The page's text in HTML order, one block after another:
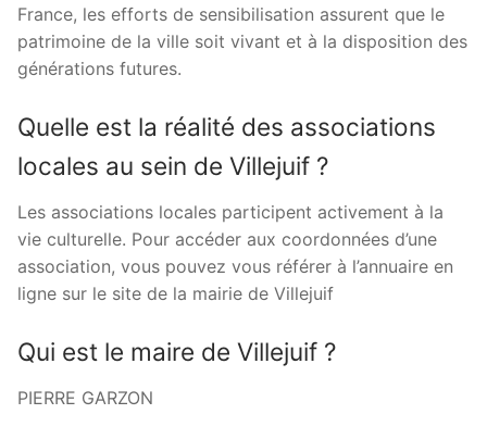
France, les efforts de sensibilisation assurent que le
patrimoine de la ville soit vivant et à la disposition des
générations futures.
Quelle est la réalité des associations
locales au sein de Villejuif ?
Les associations locales participent activement à la
vie culturelle. Pour accéder aux coordonnées d’une
association, vous pouvez vous référer à l’annuaire en
ligne sur le site de la mairie de Villejuif
Qui est le maire de Villejuif ?
PIERRE GARZON